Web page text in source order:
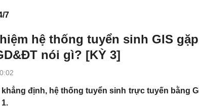
7
hệ thống tuyển sinh GIS
nói gì? [KỲ 3]
định, hệ thống tuyển sinh trực tuyến bằng